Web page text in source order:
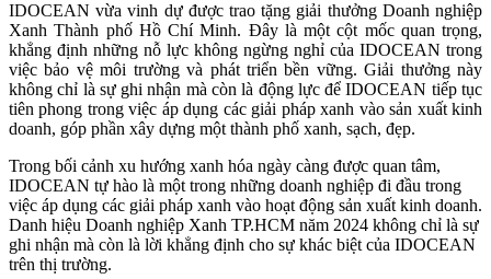
IDOCEAN vừa vinh dự được trao tặng giải thưởng Doanh nghiệp
Xanh Thành phố Hồ Chí Minh. Đây là một cột mốc quan trọng,
khẳng định những nỗ lực không ngừng nghỉ của IDOCEAN trong
việc bảo vệ môi trường và phát triển bền vững. Giải thưởng này
không chỉ là sự ghi nhận mà còn là động lực để IDOCEAN tiếp tục
tiên phong trong việc áp dụng các giải pháp xanh vào sản xuất kinh
doanh, góp phần xây dựng một thành phố xanh, sạch, đẹp.
Trong bối cảnh xu hướng xanh hóa ngày càng được quan tâm,
IDOCEAN tự hào là một trong những doanh nghiệp đi đầu trong
việc áp dụng các giải pháp xanh vào hoạt động sản xuất kinh doanh.
Danh hiệu Doanh nghiệp Xanh TP.HCM năm 2024 không chỉ là sự
ghi nhận mà còn là lời khẳng định cho sự khác biệt của IDOCEAN
trên thị trường.